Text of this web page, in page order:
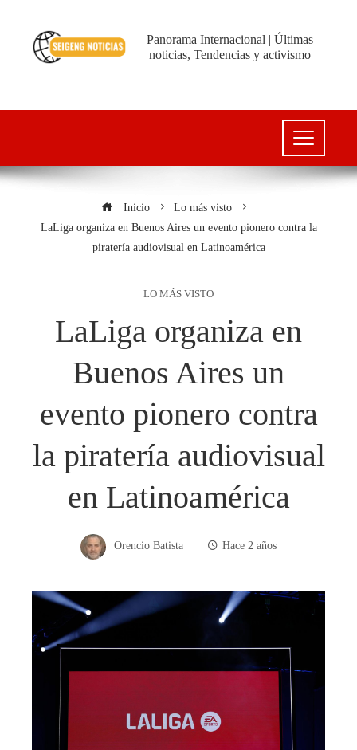
Panorama Internacional | Últimas
noticias, Tendencias y activismo
Inicio
Lo más visto
LaLiga organiza en Buenos Aires un evento pionero contra la
piratería audiovisual en Latinoamérica
LO MÁS VISTO
LaLiga organiza en
Buenos Aires un
evento pionero contra
la piratería audiovisual
en Latinoamérica
Orencio Batista Hace 2 años